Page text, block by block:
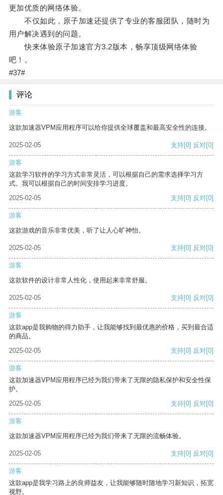
更加优质的网络体验。
不仅如此，原子加速还提供了专业的客服团队，随时为
用户解决遇到的问题。
快来体验原子加速官方3.2版本，畅享顶级网络体验
吧！。
#37#
评论
游客
这款加速器VPM应用程序可以给你提供全球覆盖和最高安全性的连接。
2025-02-05 支持[0] 反对[0]
游客
这款学习软件的学习方式非常灵活，可以根据自己的需求选择学习方
式。我可以根据自己的时间安排学习进度。
2025-02-05
支持[0] 反对[0]
游客
这款游戏的音乐非常优美，听了让人心旷神怡。
2025-02-05 支持[0] 反对[0]
游客
这款软件的设计非常人性化，使用起来非常舒服。
2025-02-05 支持[0] 反对[0]
游客
这款app是我购物的得力助手，让我能够找到最优惠的价格，买到最合适
的商品。
2025-02-05
支持[0] 反对[0]
游客
这款加速器VPM应用程序已经为我们带来了无限的隐私保护和安全性保
护。
2025-02-05
支持[0] 反对[0]
游客
这款加速器VPM应用程序已经为我们带来了无限的流畅体验。
2025-02-05 支持[0] 反对[0]
游客
这款app是我学习路上的良师益友，让我能够随时随地学习新知识，拓宽
视野。